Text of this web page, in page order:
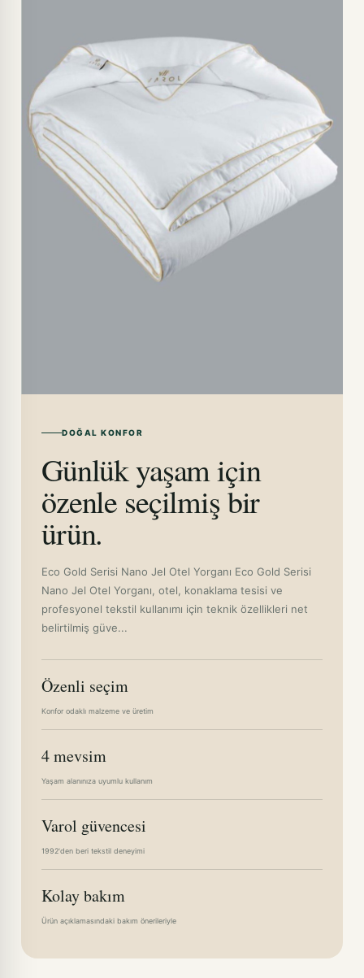
DOĞAL KONFOR
Günlük yaşam için
özenle seçilmiş bir
ürün.
Eco Gold Serisi Nano Jel Otel Yorganı Eco Gold Serisi
Nano Jel Otel Yorganı, otel, konaklama tesisi ve
profesyonel tekstil kullanımı için teknik özellikleri net
belirtilmiş güve...
Özenli seçim
Konfor odaklı malzeme ve üretim
4 mevsim
Yaşam alanınıza uyumlu kullanım
Varol güvencesi
1992'den beri tekstil deneyimi
Kolay bakım
Ürün açıklamasındaki bakım önerileriyle